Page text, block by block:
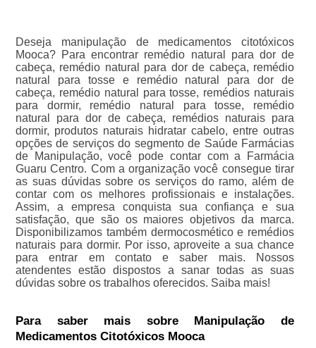
Deseja manipulação de medicamentos citotóxicos
Mooca? Para encontrar remédio natural para dor de
cabeça, remédio natural para dor de cabeça, remédio
natural para tosse e remédio natural para dor de
cabeça, remédio natural para tosse, remédios naturais
para dormir, remédio natural para tosse, remédio
natural para dor de cabeça, remédios naturais para
dormir, produtos naturais hidratar cabelo, entre outras
opções de serviços do segmento de Saúde Farmácias
de Manipulação, você pode contar com a Farmácia
Guaru Centro. Com a organização você consegue tirar
as suas dúvidas sobre os serviços do ramo, além de
contar com os melhores profissionais e instalações.
Assim, a empresa conquista sua confiança e sua
satisfação, que são os maiores objetivos da marca.
Disponibilizamos também dermocosmético e remédios
naturais para dormir. Por isso, aproveite a sua chance
para entrar em contato e saber mais. Nossos
atendentes estão dispostos a sanar todas as suas
dúvidas sobre os trabalhos oferecidos. Saiba mais!
Para saber mais sobre Manipulação de
Medicamentos Citotóxicos Mooca